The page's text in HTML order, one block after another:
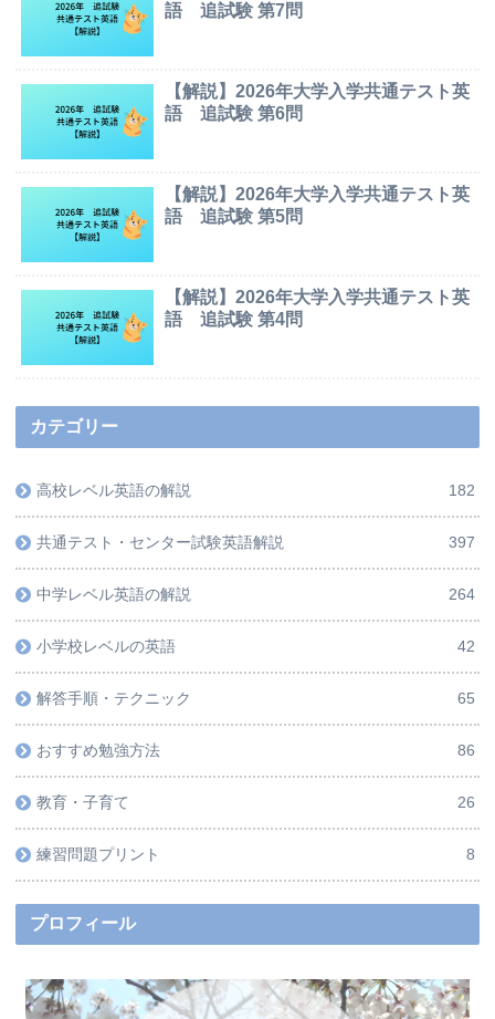
語 追試験 第7問
【解説】2026年大学入学共通テスト英
語 追試験 第6問
【解説】2026年大学入学共通テスト英
語 追試験 第5問
【解説】2026年大学入学共通テスト英
語 追試験 第4問
カテゴリー
高校レベル英語の解説 182
共通テスト・センター試験英語解説 397
中学レベル英語の解説 264
小学校レベルの英語 42
解答手順・テクニック 65
おすすめ勉強方法 86
教育・子育て 26
練習問題プリント 8
プロフィール